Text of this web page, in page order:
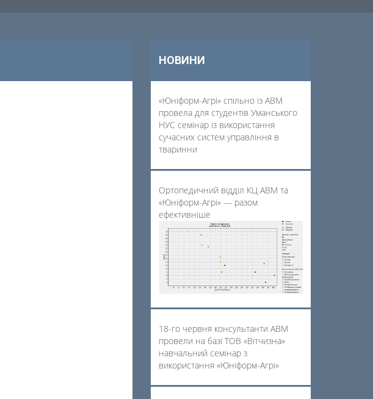
НОВИНИ
«Юніформ-Агрі» спільно із АВМ
провела для студентів Уманського
НУС семінар із використання
сучасних систем управління в
тваринни
Ортопедичний відділ КЦ АВМ та
«Юніформ-Агрі» — разом
ефективніше
18-го червня консультанти АВМ
провели на базі ТОВ «Вітчизна»
навчальний семінар з
використання «Юніформ-Агрі»